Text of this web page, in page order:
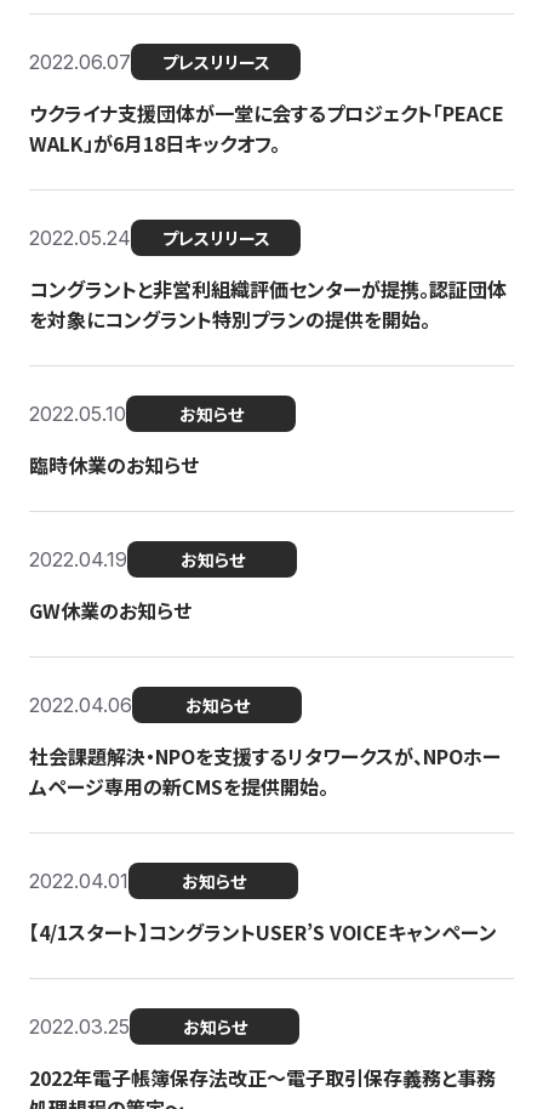
2022.06.07 プレスリリース
ウクライナ支援団体が一堂に会するプロジェクト「PEACE
WALK」が6月18日キックオフ。
2022.05.24 プレスリリース
コングラントと非営利組織評価センターが提携。認証団体
を対象にコングラント特別プランの提供を開始。
2022.05.10 お知らせ
臨時休業のお知らせ
2022.04.19 お知らせ
GW休業のお知らせ
2022.04.06 お知らせ
社会課題解決・NPOを支援するリタワークスが、NPOホー
ムページ専用の新CMSを提供開始。
2022.04.01 お知らせ
【4/1スタート】コングラントUSER’S VOICEキャンペーン
2022.03.25 お知らせ
2022年電子帳簿保存法改正～電子取引保存義務と事務